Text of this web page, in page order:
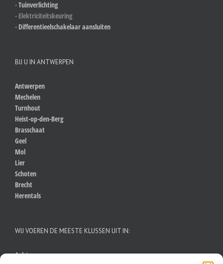
-Tuinverlichting
- Elektriciteitskeuring
- Differentieelschakelaar aansluiten
BIJ U IN ANTWERPEN
Antwerpen
Mechelen
Turnhout
Heist-op-den-Berg
Brasschaat
Geel
Mol
Lier
Schoten
Brecht
Herentals
WIJ VOEREN DE MEESTE KLUSSEN UIT IN:
Aalst